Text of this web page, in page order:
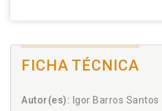
FICHA TÉCNICA
Autor(es): Igor Barros Santos